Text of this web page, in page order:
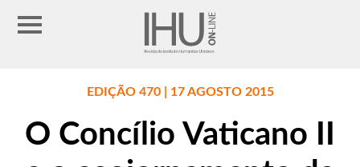
EDIÇÃO 470 | 17 AGOSTO 2015
O Concílio Vaticano II